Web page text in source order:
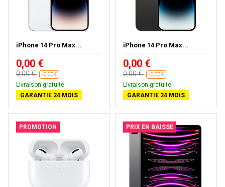
iPhone 14 Pro Max...
0,00 €
0,00 € -0,00 €
Livraison gratuite
GARANTIE 24 MOIS
iPhone 14 Pro Max...
0,00 €
0,00 € -0,00 €
Livraison gratuite
GARANTIE 24 MOIS
PROMOTION PRIX EN BAISSE